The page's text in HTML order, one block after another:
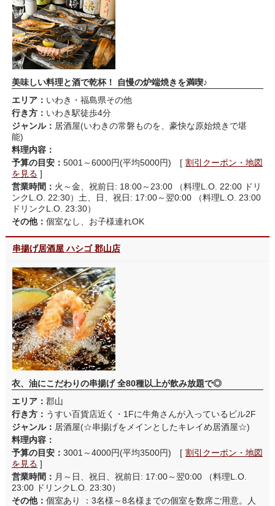
美味しい料理と酒で乾杯！ 自慢の炉端焼きを満喫♪
エリア： いわき・福島県その他
行き方： いわき駅徒歩4分
ジャンル： 居酒屋(いわきの常磐ものを、豪快な原始焼きで堪
能)
料理内容：
予算の目安： 5001～6000円(平均5000円) [ 割引クーポン・地図
を見る ]
営業時間： 火～金、祝前日: 18:00～23:00 （料理L.O. 22:00 ドリ
ンクL.O. 22:30）土、日、祝日: 17:00～翌0:00 （料理L.O. 23:00
ドリンクL.O. 23:30）
その他： 個室なし、お子様連れOK
串揚げ居酒屋 ハシゴ 郡山店
衣、油にこだわりの串揚げ 全80種以上が飲み放題で◎
エリア： 郡山
行き方： うすい百貨店近く・1Fに牛角さんが入っているビル2F
ジャンル： 居酒屋(☆串揚げをメインとしたキレイめ居酒屋☆)
料理内容：
予算の目安： 3001～4000円(平均3500円) [ 割引クーポン・地図
を見る ]
営業時間： 月～日、祝日、祝前日: 17:00～翌0:00 （料理L.O.
23:00 ドリンクL.O. 23:30）
その他： 個室あり ：3名様～8名様までの個室を数席ご用意。人